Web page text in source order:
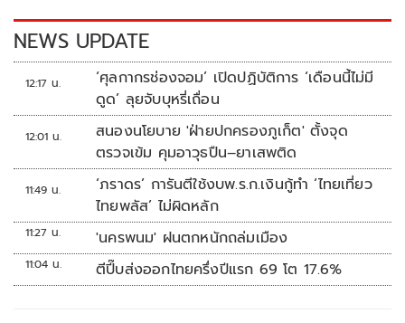
k k
NEWS UPDATE
12:17 น.
‘ศุลกากรช่องจอม’ เปิดปฏิบัติการ ‘เดือนนี้ไม่มี
ดูด’ ลุยจับบุหรี่เถื่อน
12:01 น.
สนองนโยบาย 'ฝ่ายปกครองภูเก็ต' ตั้งจุด
ตรวจเข้ม คุมอาวุธปืน–ยาเสพติด
11:49 น.
‘ภราดร’ การันตีใช้งบพ.ร.ก.เงินกู้ทำ ‘ไทยเที่ยว
ไทยพลัส’ ไม่ผิดหลัก
11:27 น. 'นครพนม' ฝนตกหนักถล่มเมือง
11:04 น. ตีปี๊บส่งออกไทยครึ่งปีแรก 69 โต 17.6%